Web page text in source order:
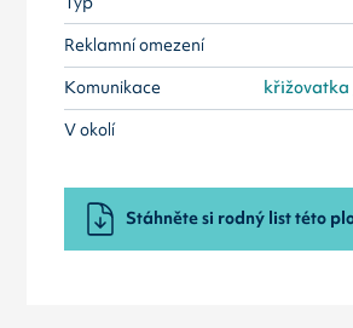
Reklamní omezení
Komunikace
křižovatka
V okolí
Stáhněte si rodný list této